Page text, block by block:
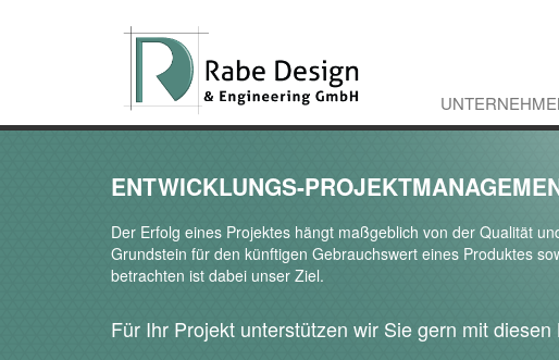
ENTWICKLUNGS-
Der Erfolg eines Projektes hängt maßgeblich von der Qualität
Grundstein für den künftigen Gebrauchswert eines Produktes
betrachten ist dabei unser Ziel.
Für Ihr Projekt unterstützen wir Sie gern mit diesen